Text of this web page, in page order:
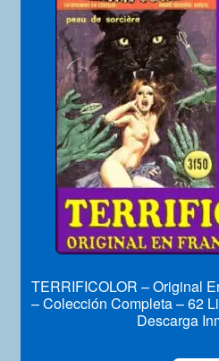
TERRIFICOLOR – Original
– Colección Completa – 62
Descarga